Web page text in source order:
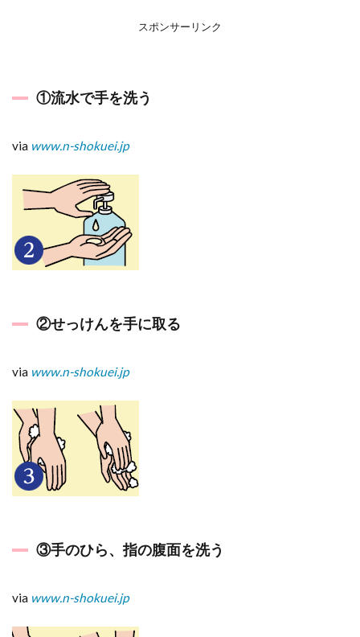
スポンサーリンク
①流水で手を洗う
via www.n-shokuei.jp
②せっけんを手に取る
via www.n-shokuei.jp
③手のひら、指の腹面を洗う
via www.n-shokuei.jp